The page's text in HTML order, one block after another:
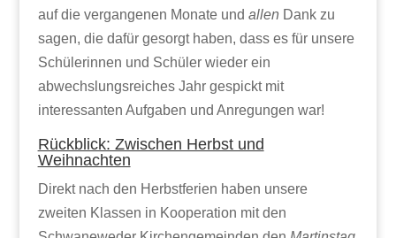
auf die vergangenen Monate und allen Dank zu
sagen, die dafür gesorgt haben, dass es für unsere
Schülerinnen und Schüler wieder ein
abwechslungsreiches Jahr gespickt mit
interessanten Aufgaben und Anregungen war!
Rückblick: Zwischen Herbst und
Weihnachten
Direkt nach den Herbstferien haben unsere
zweiten Klassen in Kooperation mit den